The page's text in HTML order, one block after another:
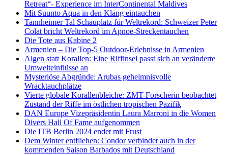
Retreat“- Experience im InterContinental Maldives
Mit Suunto Aqua in den Klang eintauchen
Tannheimer Tal Schauplatz für Weltrekord: Schweizer Peter
Colat bricht Weltrekord im Apnoe-Streckentauchen
Die Tote aus Kabine 2
Armenien – Die Top-5 Outdoor-Erlebnisse in Armenien
Algen statt Korallen: Eine Riffinsel passt sich an veränderte
Umwelteinflüsse an
Mysteriöse Abgründe: Arubas geheimnisvolle
Wracktauchplätze
Vierte globale Korallenbleiche: ZMT-Forscherin beobachtet
Zustand der Riffe im östlichen tropischen Pazifik
DAN Europe Vizepräsidentin Laura Marroni in die Women
Divers Hall Of Fame aufgenommen
Die ITB Berlin 2024 endet mit Frust
Dem Winter entfliehen: Condor verbindet auch in der
kommenden Saison Barbados mit Deutschland